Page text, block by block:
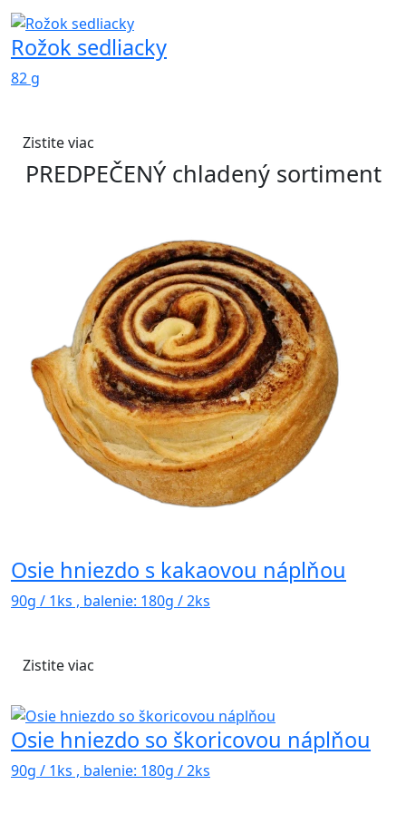
Rožok sedliacky
82 g
Zistite viac
PREDPEČENÝ chladený sortiment
Osie hniezdo s kakaovou náplňou
90g / 1ks , balenie: 180g / 2ks
Zistite viac
Osie hniezdo so škoricovou náplňou
90g / 1ks , balenie: 180g / 2ks